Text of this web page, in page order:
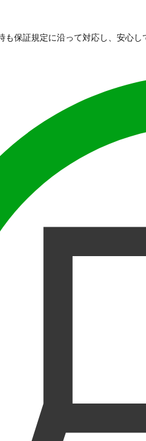
も保証規定に沿って対応し、安心